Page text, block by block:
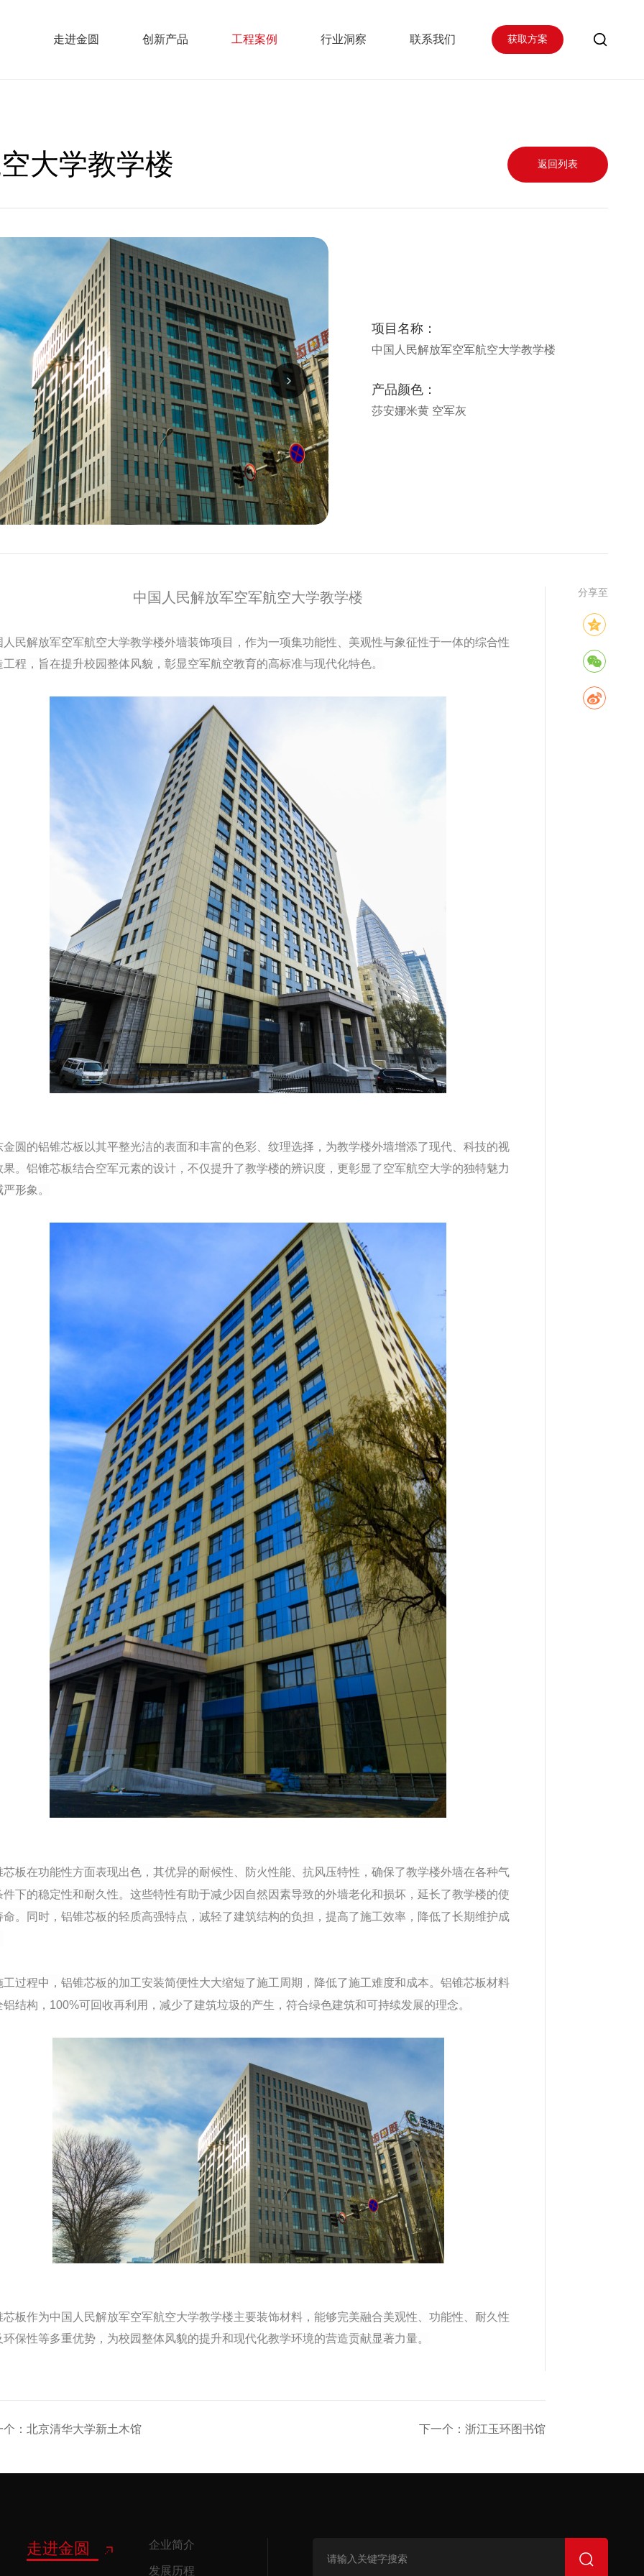
走进金圆 创新产品 工程案例 行业洞察 联系我们 获取方案
大学教学楼 返回列表
项目名称：
中国人民解放军空军航空大学教学楼
产品颜色：
莎安娜米黄 空军灰
中国人民解放军空军航空大学教学楼
人民解放军空军航空大学教学楼外墙装饰项目，作为一项集功能性、美观性与象征性于一体的综合性
工程，旨在提升校园整体风貌，彰显空军航空教育的高标准与现代化特色。
金圆的铝锥芯板以其平整光洁的表面和丰富的色彩、纹理选择，为教学楼外墙增添了现代、科技的视
果。铝锥芯板结合空军元素的设计，不仅提升了教学楼的辨识度，更彰显了空军航空大学的独特魅力
形象。
芯板在功能性方面表现出色，其优异的耐候性、防火性能、 抗风压特性，确保了教学楼外墙在各种气
件下的稳定性和耐久性。这些特性有助于减少因自然因素导致的外墙老化和损坏，延长了教学楼的使
命。同时，铝锥芯板的轻质高强特点，减轻了建筑结构的负担，提高了施工效率，降低了长期维护成
工过程中，铝锥芯板的加工安装简便性大大缩短了施工周期，降低了施工难度和成本。铝锥芯板材料
铝结构， 100%可回收再利用，减少了建筑垃圾的产生，符合绿色建筑和可持续发展的理念。
芯板作为中国人民解放军空军航空大学教学楼主要装饰材料 ，能够完美融合美观性、功能性、耐久性
环保性等多重优势，为校园整体风貌的提升和现代化教学环境的营造贡献显著力量。
个：北京清华大学新土木馆 下一个：浙江玉环图书馆
分享至
走进金圆 企业简介
发展历程